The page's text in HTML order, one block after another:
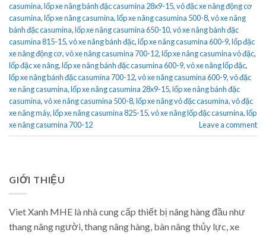
casumina,lốp xe nâng bánh đặc casumina 28x9-15,vỏ đặc xe nâng động cơ
casumina,lốp xe nâng casumina,lốp xe nâng casumina 500-8,vỏ xe nâng
bánh đặc casumina,lốp xe nâng casumina 650-10,vỏ xe nâng bánh đặc
casumina 815-15,vỏ xe nâng bánh đặc,lốp xe nâng casumina 600-9,lốp đặc
xe nâng động cơ,vỏ xe nâng casumina 700-12,lốp xe nâng casumina vỏ đặc,
lốp đặc xe nâng,lốp xe nâng bánh đặc casumina 600-9,vỏ xe nâng lốp đặc,
lốp xe nâng bánh đặc casumina 700-12,vỏ xe nâng casumina 600-9,vỏ đặc
xe nâng casumina,lốp xe nâng casumina 28x9-15,lốp xe nâng bánh đặc
casumina,vỏ xe nâng casumina 500-8,lốp xe nâng vỏ đặc casumina,vỏ đặc
xe nâng máy,lốp xe nâng casumina 825-15,vỏ xe nâng lốp đặc casumina,lốp
xe nâng casumina 700-12
Leave a comment
GIỚI THIỆU
Viet Xanh MHE là nhà cung cấp thiết bị nâng hàng đầu như
thang nâng người, thang nâng hàng, bàn nâng thủy lực, xe